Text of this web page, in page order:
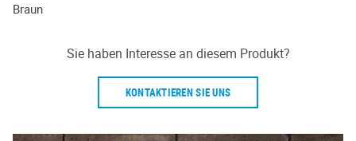
Braun
Sie haben Interesse an diesem Produkt?
KONTAKTIEREN SIE UNS